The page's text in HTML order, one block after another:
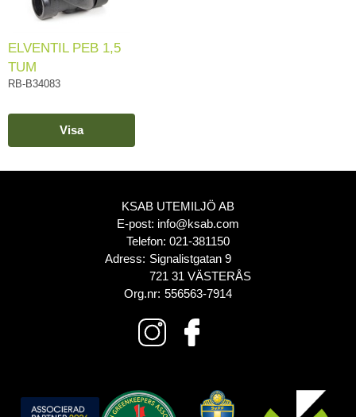
ELVENTIL PEB 1,5
TUM
RB-B34083
Visa
KSAB UTEMILJÖ AB
E-post: info@ksab.com
Telefon: 021-381150
Adress: Signalistgatan 9
721 31 VÄSTERÅS
Org.nr: 556563-7914